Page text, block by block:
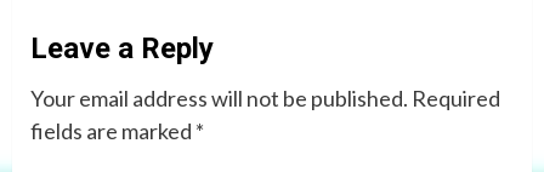
Leave a Reply
Your email address will not be published. Required
fields are marked *